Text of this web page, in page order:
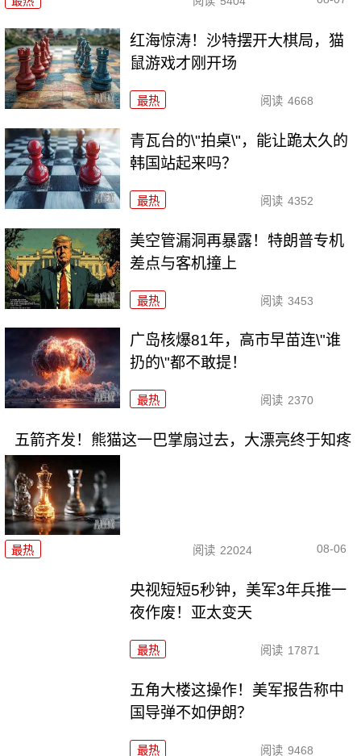
红海惊涛！沙特摆开大棋局，猫
鼠游戏才刚开场
最热 阅读 4668
青瓦台的\"拍桌\"，能让跪太久的
韩国站起来吗？
最热 阅读 4352
美空管漏洞再暴露！特朗普专机
差点与客机撞上
最热 阅读 3453
广岛核爆81年，高市早苗连\"谁
扔的\"都不敢提！
最热 阅读 2370
五箭齐发！熊猫这一巴掌扇过去，大漂亮终于知疼
最热 阅读 22024 08-06
央视短短5秒钟，美军3年兵推一
夜作废！亚太变天
最热 阅读 17871
五角大楼这操作！美军报告称中
国导弹不如伊朗？
最热 阅读 9468